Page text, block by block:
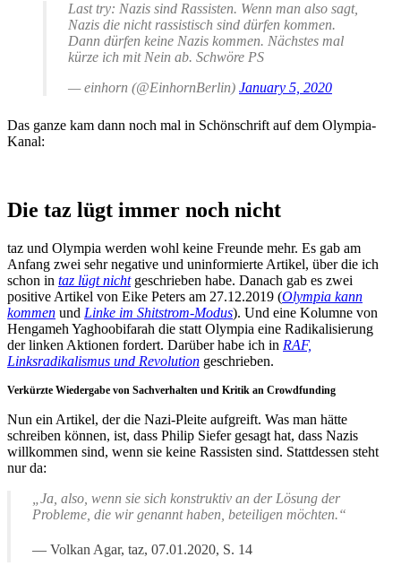
Last try: Nazis sind Rassisten. Wenn man also sagt,
Nazis die nicht rassistisch sind dürfen kommen.
Dann dürfen keine Nazis kommen. Nächstes mal
kürze ich mit Nein ab. Schwöre PS
— einhorn (@EinhornBerlin) January 5, 2020
Das ganze kam dann noch mal in Schönschrift auf dem Olympia-
Kanal:
Die taz lügt immer noch nicht
taz und Olympia werden wohl keine Freunde mehr. Es gab am
Anfang zwei sehr negative und uninformierte Artikel, über die ich
schon in taz lügt nichtgeschrieben habe. Danach gab es zwei
positive Artikel von Eike Peters am 27.12.2019 (Olympia kann
kommen und Linke im Shitstrom-Modus). Und eine Kolumne von
Hengameh Yaghoobifarah die statt Olympia eine Radikalisierung
der linken Aktionen fordert. Darüber habe ich in RAF,
Linksradikalismus und Revolution geschrieben.
Verkürzte Wiedergabe von Sachverhalten und Kritik an Crowdfunding
Nun ein Artikel, der die Nazi-Pleite aufgreift. Was man hätte
schreiben können, ist, dass Philip Siefer gesagt hat, dass Nazis
willkommen sind, wenn sie keine Rassisten sind. Stattdessen steht
nur da:
„Ja, also, wenn sie sich konstruktiv an der Lösung der
Probleme, die wir genannt haben, beteiligen möchten.“
Volkan Agar, taz, 07.01.2020, S. 14